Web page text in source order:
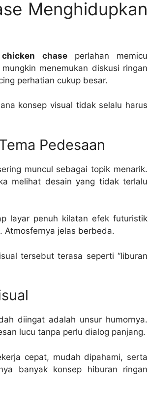
Menghidupkan
chaseperlahan memicu
menemukan diskusi ringan
perhatian cukup besar.
konsep visual tidak selalu harus
Pedesaan
muncul sebagai topik menarik.
melihat desain yang tidak terlalu
layar penuh kilatan efek futuristik
Atmosfernya jelas berbeda.
tersebut terasa seperti “liburan
diingat adalah unsur humornya.
lucu tanpa perlu dialog panjang.
cepat, mudah dipahami, serta
banyak konsep hiburan ringan